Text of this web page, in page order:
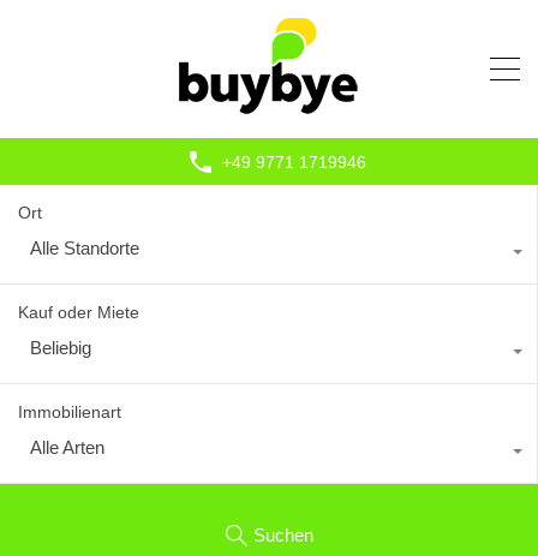
+49 9771 1719946
Ort
Alle Standorte
Kauf oder Miete
Beliebig
Immobilienart
Alle Arten
Suchen